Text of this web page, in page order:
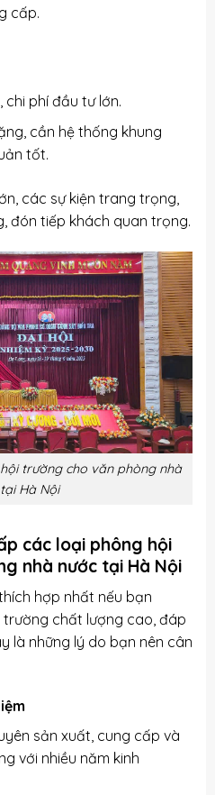
cấp.
chi phí đầu tư lớn.
cần hệ thống khung
tốt.
các sự kiện trang trọng,
đón tiếp khách quan trọng.
trường cho văn phòng nhà
Hà Nội
các loại phông hội
nhà nước tại Hà Nội
hợp nhất nếu bạn
chất lượng cao, đáp
là những lý do bạn nên cân
sản xuất, cung cấp và
với nhiều năm kinh